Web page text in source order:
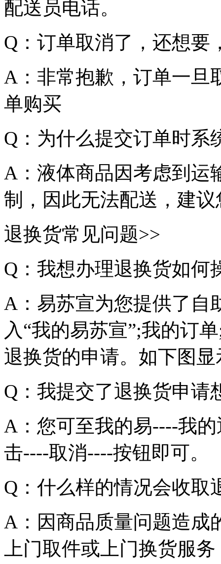
配送员电话。
Q：订单取消了，还想
A：非常抱歉，订单一旦
单购买
Q：为什么提交订单时
A：液体商品因考虑到运
制，因此无法配送，建
退换货常见问题>>
Q：我想办理退换货如何
A：易苏宣为您提供了自
入“我的易苏宣”;我的订
退换货的申请。如下图
Q：我提交了退换货申
A：您可至我的易----我
击----取消----按钮即可。
Q：什么样的情况会收取
A：因商品质量问题造成
上门取件或上门换货服